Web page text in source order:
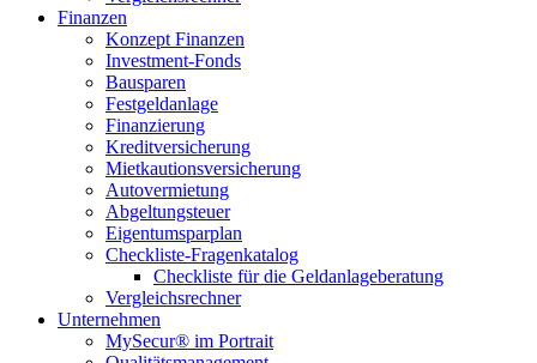
Finanzen
Konzept Finanzen
Investment-Fonds
Bausparen
Festgeldanlage
Finanzierung
Kreditversicherung
Mietkautionsversicherung
Autovermietung
Abgeltungsteuer
Eigentumsparplan
Checkliste-Fragenkatalog
Checkliste für die Geldanlageberatung
Vergleichsrechner
Unternehmen
MySecur® im Portrait